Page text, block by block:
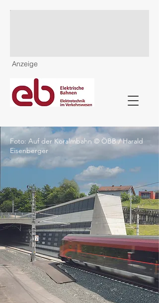
Anzeige
Foto: Auf der Koralmbahn © ÖBB / Harald
Eisenberger